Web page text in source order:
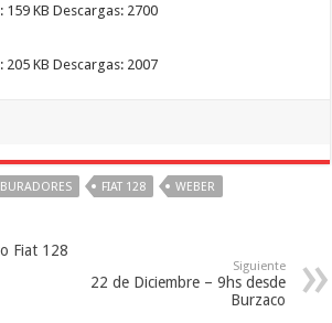
159 KB Descargas: 2700
205 KB Descargas: 2007
FIAT 128 WEBER
Fiat 128
Siguiente
22 de Diciembre – 9hs desde
Burzaco